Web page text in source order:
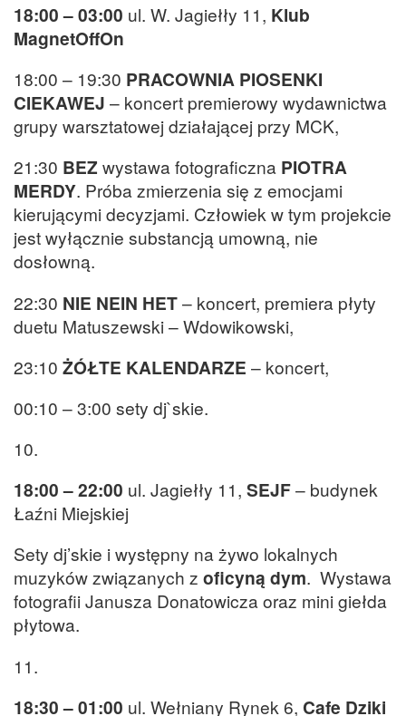
18:00 – 03:00 ul. W. Jagiełły 11, Klub
MagnetOffOn
18:00 – 19:30 PRACOWNIA PIOSENKI
CIEKAWEJ – koncert premierowy wydawnictwa
grupy warsztatowej działającej przy MCK,
21:30 BEZ wystawa fotograficzna PIOTRA
MERDY. Próba zmierzenia się z emocjami
kierującymi decyzjami. Człowiek w tym projekcie
jest wyłącznie substancją umowną, nie
dosłowną.
22:30 NIE NEIN HET– koncert, premiera płyty
duetu Matuszewski – Wdowikowski,
23:10 ŻÓŁTE KALENDARZE – koncert,
00:10 – 3:00 sety dj`skie.
10.
18:00 – 22:00 ul. Jagiełły 11, SEJF– budynek
Łaźni Miejskiej
Sety dj’skie i występny na żywo lokalnych
muzyków związanych z oficyną dym. Wystawa
fotografii Janusza Donatowicza oraz mini giełda
płytowa.
11.
18:30 – 01:00 ul. Wełniany Rynek 6, Cafe Dziki